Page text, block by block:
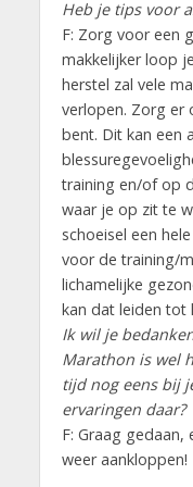
Heb je tips voor
F: Zorg voor een
makkelijker loop
herstel zal vele
verlopen. Zorg er
bent. Dit kan een
training en/of op
waar je op zit te
schoeisel een
voor de training/
lichamelijke
kan dat leiden tot
Ik wil je
Marathon is wel
tijd nog eens bij
ervaringen daar?
F: Graag
weer aankloppen!